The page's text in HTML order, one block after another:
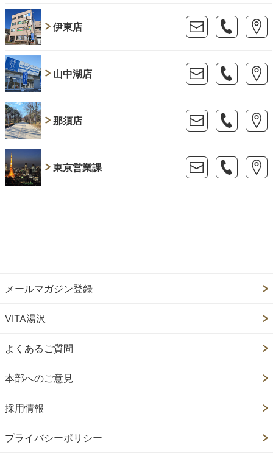
伊東店
山中湖店
那須店
東京営業課
メールマガジン登録
VITA湯沢
よくあるご質問
本部へのご意見
採用情報
プライバシーポリシー